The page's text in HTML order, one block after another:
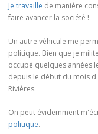
Je travaille de manière
faire avancer la société !
Un autre véhicule me
politique. Bien que je
occupé quelques années
depuis le début du mois
Rivières.
On peut évidemment
politique.